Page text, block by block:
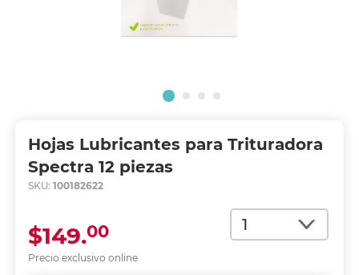
Hojas Lubricantes para Trituradora
Spectra 12 piezas
SKU: 100182622
Cantidad
Precio exclusivo online
$149.00